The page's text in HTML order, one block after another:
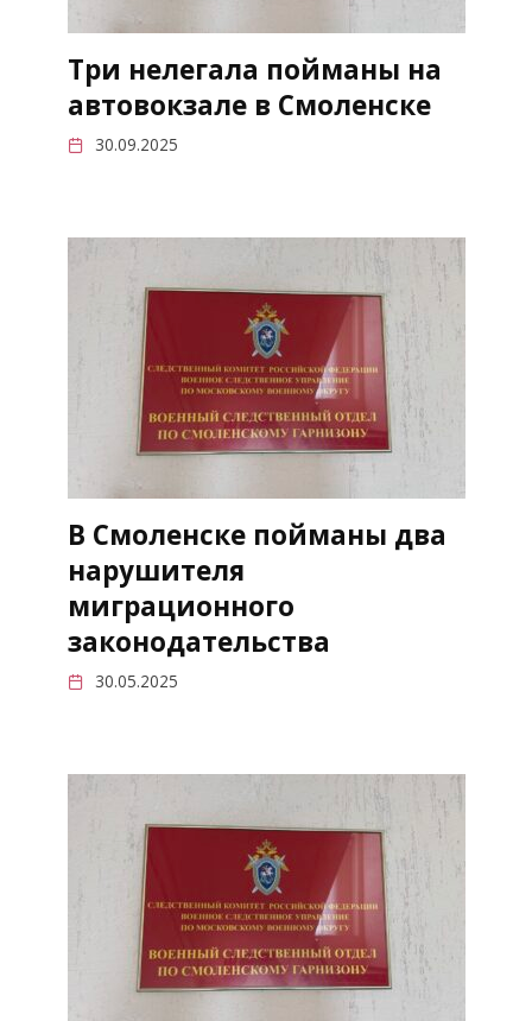
Три нелегала пойманы на
автовокзале в Смоленске
30.09.2025
В Смоленске пойманы два
нарушителя
миграционного
законодательства
30.05.2025